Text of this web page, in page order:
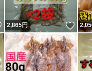
いいね！
2,865円 い